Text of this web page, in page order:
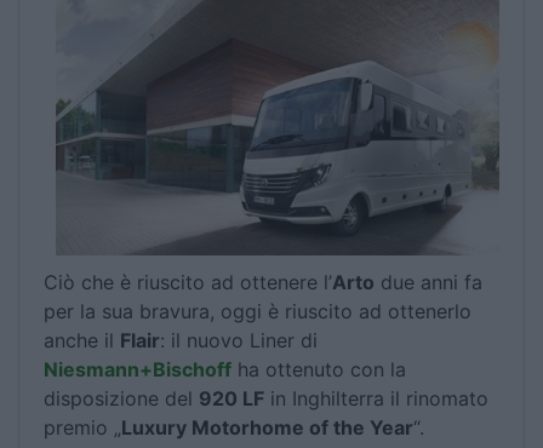
Ciò che è riuscito ad ottenere l’Arto due anni fa
per la sua bravura, oggi è riuscito ad ottenerlo
anche il Flair: il nuovo Liner di
Niesmann+Bischoff ha ottenuto con la
disposizione del 920 LF in Inghilterra il rinomato
premio „Luxury Motorhome of the Year“.